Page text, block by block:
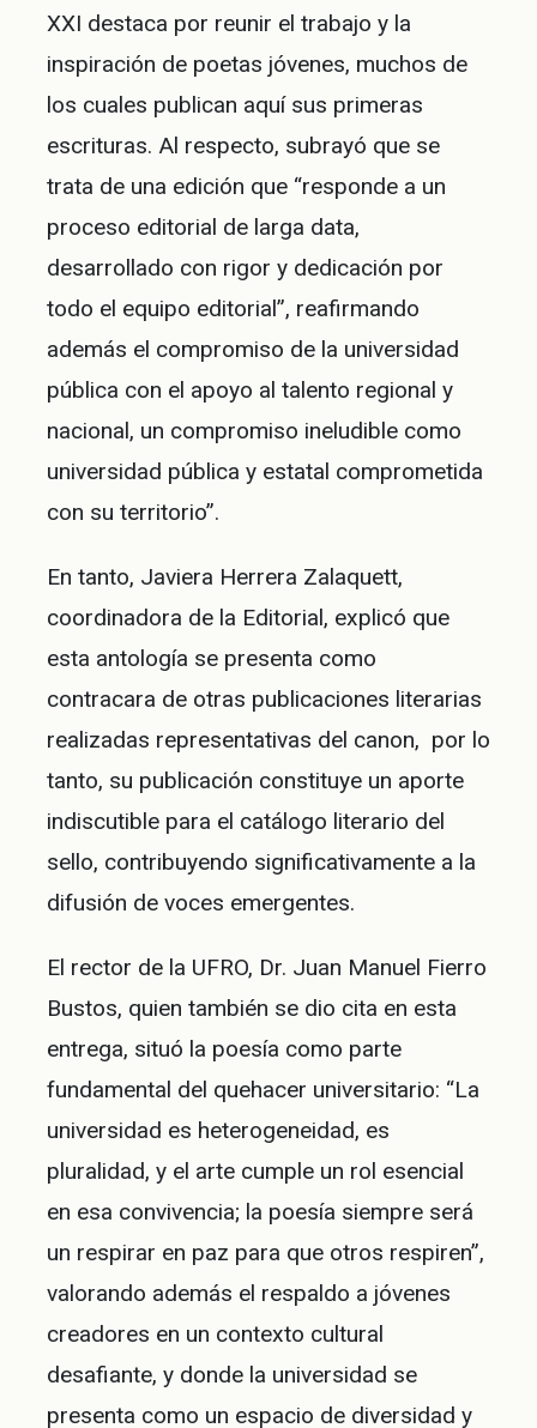
XXI destaca por reunir el trabajo y la
inspiración de poetas jóvenes, muchos de
los cuales publican aquí sus primeras
escrituras. Al respecto, subrayó que se
trata de una edición que “responde a un
proceso editorial de larga data,
desarrollado con rigor y dedicación por
todo el equipo editorial”, reafirmando
además el compromiso de la universidad
pública con el apoyo al talento regional y
nacional, un compromiso ineludible como
universidad pública y estatal comprometida
con su territorio”.
En tanto, Javiera Herrera Zalaquett,
coordinadora de la Editorial, explicó que
esta antología se presenta como
contracara de otras publicaciones literarias
realizadas representativas del canon, por lo
tanto, su publicación constituye un aporte
indiscutible para el catálogo literario del
sello, contribuyendo significativamente a la
difusión de voces emergentes.
El rector de la UFRO, Dr. Juan Manuel Fierro
Bustos, quien también se dio cita en esta
entrega, situó la poesía como parte
fundamental del quehacer universitario: “La
universidad es heterogeneidad, es
pluralidad, y el arte cumple un rol esencial
en esa convivencia; la poesía siempre será
un respirar en paz para que otros respiren”,
valorando además el respaldo a jóvenes
creadores en un contexto cultural
desafiante, y donde la universidad se
presenta como un espacio de diversidad y